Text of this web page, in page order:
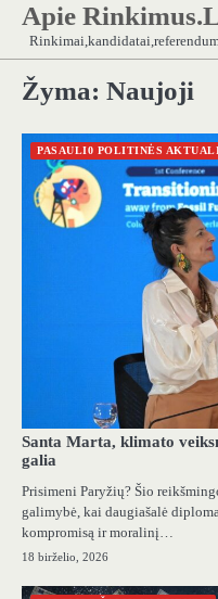
Skip
content
Apie
Žyma: Naujoji
PASAULI0 POLITINĖS
Santa Marta, klimato
galia
Prisimeni Paryžių? Šio
galimybė, kai daugiašalė
kompromisą ir moralinį…
18 birželio, 2026